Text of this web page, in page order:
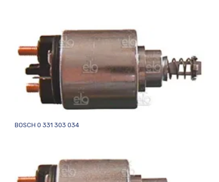
BOSCH 0 331 303 034